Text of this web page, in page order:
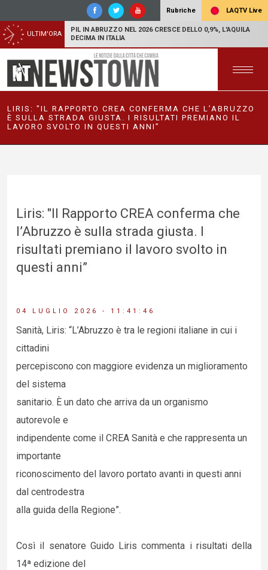
Rubriche LAQTV Live
ULTIM'ORA
PIL IN ABRUZZO NEL 2026 CRESCE DELLO 0,9%, L'AQUILA
DECIMA IN ITALIA
LIRIS: "IL RAPPORTO CREA CONFERMA CHE L’ABRUZZO
È SULLA STRADA GIUSTA. I RISULTATI PREMIANO IL
LAVORO SVOLTO IN QUESTI ANNI”
Liris: "Il Rapporto CREA conferma che
l’Abruzzo è sulla strada giusta. I
risultati premiano il lavoro svolto in
questi anni”
04 LUGLIO 2026 - 11:41:46
Sanità, Liris: “L’Abruzzo è tra le regioni italiane in cui i
cittadini
percepiscono con maggiore evidenza un miglioramento
del sistema
sanitario. È un dato che arriva da un organismo
autorevole e
indipendente come il CREA Sanità e che rappresenta un
importante
riconoscimento del lavoro portato avanti in questi anni
dal centrodestra
alla guida della Regione”.
Così il senatore Guido Liris commenta i risultati della
14ª edizione del